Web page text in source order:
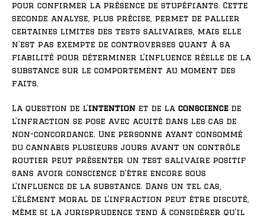
pour confirmer la présence de stupéfiants. Cette
seconde analyse, plus précise, permet de pallier
certaines limites des tests salivaires, mais elle
n’est pas exempte de controverses quant à sa
fiabilité pour déterminer l’influence réelle de la
substance sur le comportement au moment des
faits.
La question de l’intention et de la conscience de
l’infraction se pose avec acuité dans les cas de
non-concordance. Une personne ayant consommé
du cannabis plusieurs jours avant un contrôle
routier peut présenter un test salivaire positif
sans avoir conscience d’être encore sous
l’influence de la substance. Dans un tel cas,
l’élément moral de l’infraction peut être discuté,
même si la jurisprudence tend à considérer qu’il